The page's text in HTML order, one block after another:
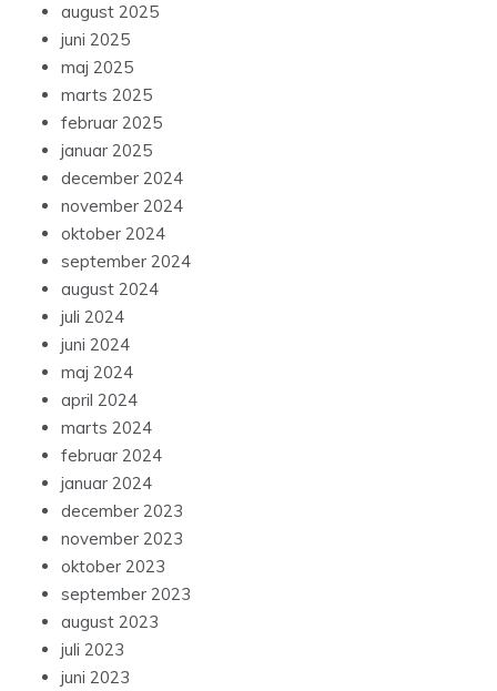
august 2025
juni 2025
maj 2025
marts 2025
februar 2025
januar 2025
december 2024
november 2024
oktober 2024
september 2024
august 2024
juli 2024
juni 2024
maj 2024
april 2024
marts 2024
februar 2024
januar 2024
december 2023
november 2023
oktober 2023
september 2023
august 2023
juli 2023
juni 2023